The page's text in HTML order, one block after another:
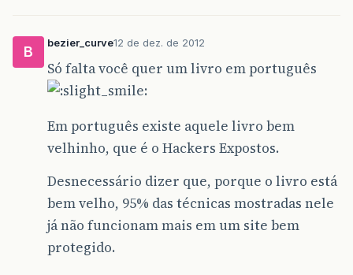
B
bezier_curve12 de dez. de 2012
Só falta você quer um livro em português
Em português existe aquele livro bem
velhinho, que é o Hackers Expostos.
Desnecessário dizer que, porque o livro está
bem velho, 95% das técnicas mostradas nele
já não funcionam mais em um site bem
protegido.